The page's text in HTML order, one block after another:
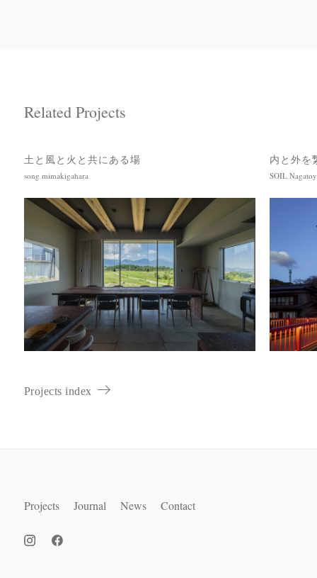
Related Projects
土と風と火と共にある場
song mimakigahara
内と外を
SOIL
Projects index
Projects Journal News Contact